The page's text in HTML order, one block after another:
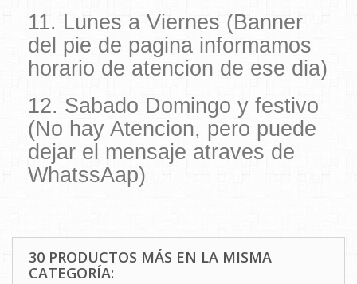
11. Lunes a Viernes (Banner
del pie de pagina informamos
horario de atencion de ese dia)
12. Sabado Domingo y festivo
(No hay Atencion, pero puede
dejar el mensaje atraves de
WhatssAap)
30 PRODUCTOS MÁS EN LA MISMA
CATEGORÍA: